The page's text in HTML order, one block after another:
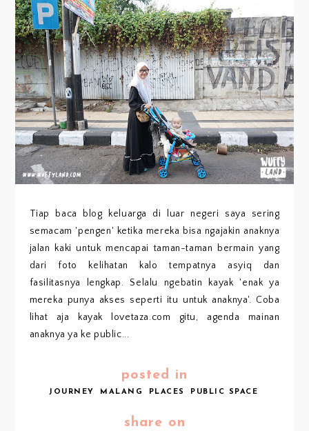
Tiap baca blog keluarga di luar negeri saya sering
semacam 'pengen' ketika mereka bisa ngajakin anaknya
jalan kaki untuk mencapai taman-taman bermain yang
dari foto kelihatan kalo tempatnya asyiq dan
fasilitasnya lengkap. Selalu ngebatin kayak 'enak ya
mereka punya akses seperti itu untuk anaknya'. Coba
lihat aja kayak lovetaza.com gitu, agenda mainan
anaknya ya ke public...
posted in
JOURNEY MALANG PLACES PUBLIC SPACE
share on